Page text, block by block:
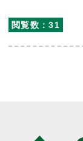
閲覧数：31